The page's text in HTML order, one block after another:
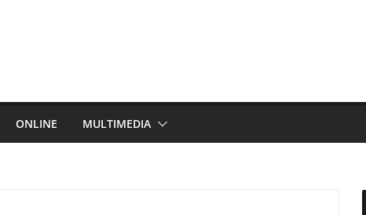
ONLINE MULTIMEDIA